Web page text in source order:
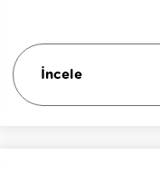
İncele